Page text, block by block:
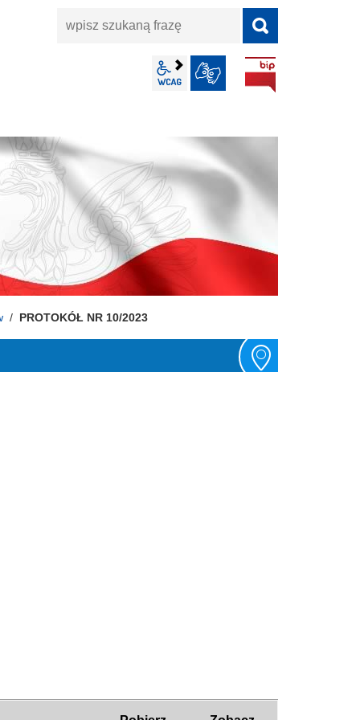
wpisz
wcag2.1
PROTOKÓŁ NR 10/2023